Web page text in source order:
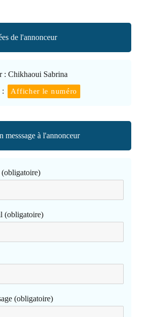
de l'annonceur
: Chikhaoui Sabrina
:
Afficher le numéro
messsage à l'annonceur
(obligatoire)
(obligatoire)